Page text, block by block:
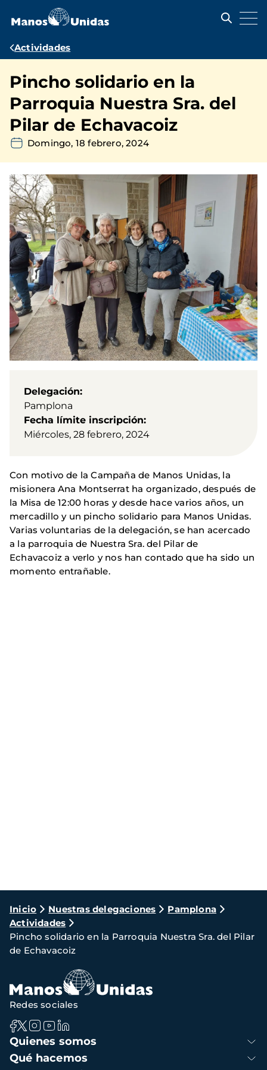
contenido
Ruta
navegación
Actividades
Pincho solidario en la
Parroquia Nuestra Sra. del
Pilar de Echavacoiz
Domingo, 18 febrero, 2024
Delegación
Pamplona
Fecha límite inscripción
Miércoles, 28 febrero, 2024
Con motivo de la Campaña de Manos Unidas, la
misionera Ana Montserrat ha organizado, después de
la Misa de 12:00 horas y desde hace varios años, un
mercadillo y un pincho solidario para Manos Unidas.
Varias voluntarias de la delegación, se han acercado
a la parroquia de Nuestra Sra. del Pilar de
Echavacoiz a verlo y nos han contado que ha sido un
momento entrañable.
Ruta
de
navegación
Inicio Nuestras delegaciones
Pamplona
Actividades
Pincho solidario en la Parroquia Nuestra Sra. del Pilar
de Echavacoiz
Navegación
principal
Quienes somos
Qué hacemos
Redes sociales